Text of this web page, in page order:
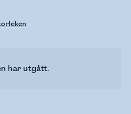
har utgått.